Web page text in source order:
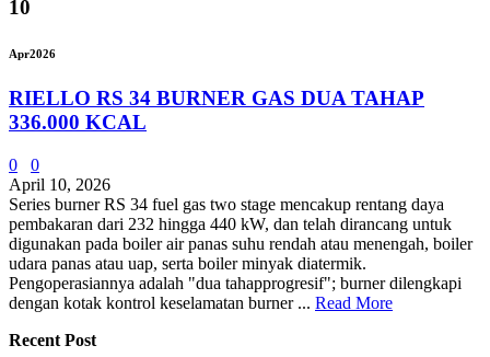
10
Apr2026
RIELLO RS 34 BURNER GAS DUA TAHAP
336.000 KCAL
0
0
April 10, 2026
Series burner RS 34 fuel gas two stage ​​mencakup rentang daya
pembakaran dari 232 hingga 440 kW, dan telah dirancang untuk
digunakan pada boiler air panas suhu rendah atau menengah, boiler
udara panas atau uap, serta boiler minyak diatermik.
Pengoperasiannya adalah "dua tahapprogresif"; burner dilengkapi
dengan kotak kontrol keselamatan burner ... Read More
Recent Post